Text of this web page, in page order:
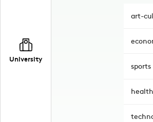
University
art-
sports
health